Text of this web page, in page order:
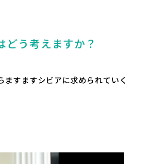
どう考えますか？
すますシビアに求められていく